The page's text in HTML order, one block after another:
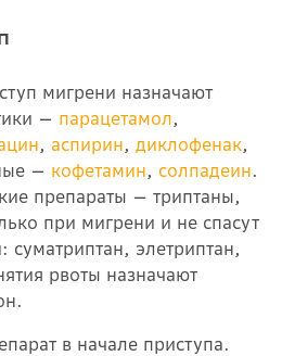
мигрени назначают
— парацетамол,
, аспирин, диклофенак,
— кофетамин, солпадеин.
препараты — триптаны,
при мигрени и не спасут
суматриптан, элетриптан,
рвоты назначают
в начале приступа.